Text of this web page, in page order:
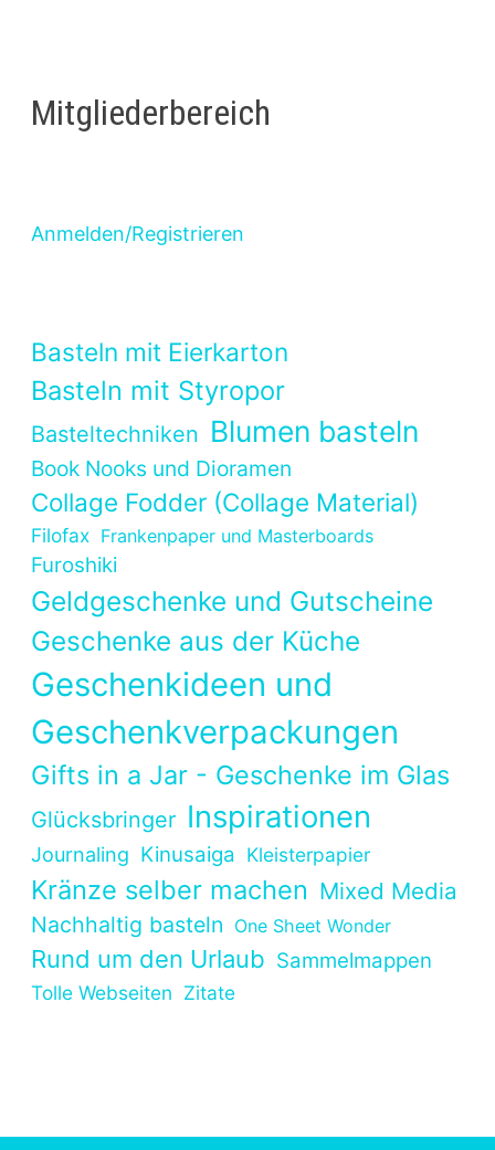
Mitgliederbereich
Anmelden/Registrieren
Basteln mit Eierkarton
Basteln mit Styropor
Basteltechniken Blumen basteln
Book Nooks und Dioramen
Collage Fodder (Collage Material)
Filofax Frankenpaper und Masterboards
Furoshiki
Geldgeschenke und Gutscheine
Geschenke aus der Küche
Geschenkideen und
Geschenkverpackungen
Gifts in a Jar - Geschenke im Glas
Glücksbringer Inspirationen
Journaling Kinusaiga Kleisterpapier
Kränze selber machen Mixed Media
Nachhaltig basteln One Sheet Wonder
Rund um den Urlaub Sammelmappen
Tolle Webseiten Zitate